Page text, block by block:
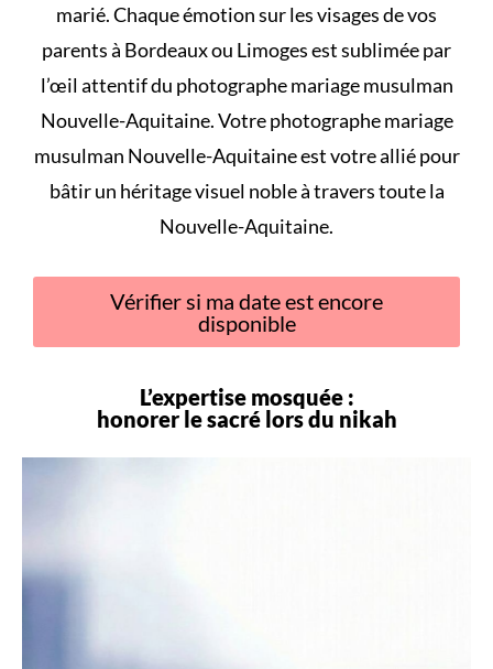
marié. Chaque émotion sur les visages de vos
parents à Bordeaux ou Limoges est sublimée par
l’œil attentif du photographe mariage musulman
Nouvelle-Aquitaine. Votre photographe mariage
musulman Nouvelle-Aquitaine est votre allié pour
bâtir un héritage visuel noble à travers toute la
Nouvelle-Aquitaine.
Vérifier si ma date est encore
disponible
L’expertise mosquée :
honorer le sacré lors du nikah